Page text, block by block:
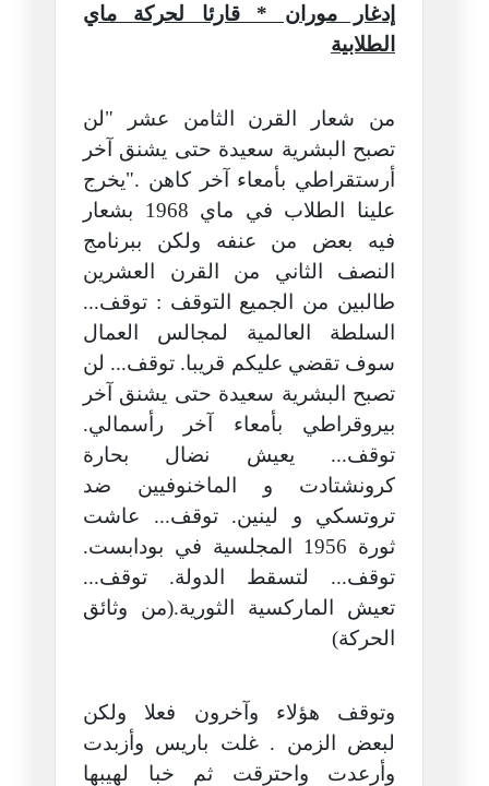
إدغار موران * قارئا لحركة ماي
الطلابية
من شعار القرن الثامن عشر "لن
تصبح البشرية سعيدة حتى يشنق آخر
أرستقراطي بأمعاء آخر كاهن ."يخرج
علينا الطلاب في ماي 1968 بشعار
فيه بعض من عنفه ولكن ببرنامج
النصف الثاني من القرن العشرين
طالبين من الجميع التوقف : توقف...
السلطة العالمية لمجالس العمال
سوف تقضي عليكم قريبا. توقف... لن
تصبح البشرية سعيدة حتى يشنق آخر
بيروقراطي بأمعاء آخر رأسمالي.
توقف... يعيش نضال بحارة
كرونشتادت و الماخنوفيين ضد
تروتسكي و لينين. توقف... عاشت
ثورة 1956 المجلسية في بودابست.
توقف... لتسقط الدولة. توقف...
تعيش الماركسية الثورية.(من وثائق
الحركة)
وتوقف هؤلاء وآخرون فعلا ولكن
لبعض الزمن . غلت باريس وأزبدت
وأرعدت واحترقت ثم خبا لهيبها